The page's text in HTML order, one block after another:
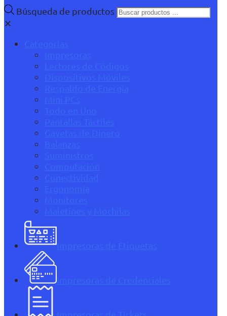
Búsqueda de productos
✕
Categorías
Impresoras
Lectores de Códigos
Dispositivos Móviles
Respaldo de Energía
Mini PCs
Todo en Uno
Pantallas Táctiles
Gavetas de Dinero
Balanzas
Suministros
Computación
Conectividad
Ergonomía
Monitores
Maletines y Mochilas
Impresoras de Etiquetas
Impresoras de Credenciales